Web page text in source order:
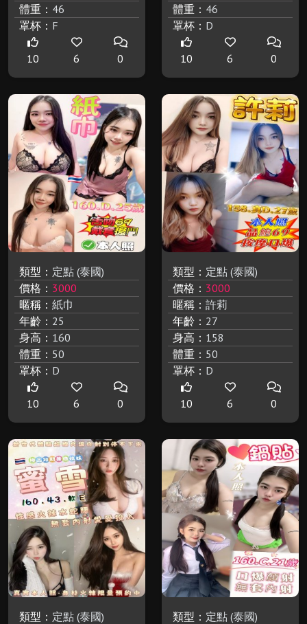
體重： 46
罩杯： F
10 6 0
體重： 46
罩杯： D
10 6 0
類型： 定點 (泰國)
價格： 3000
暱稱： 紙巾
年齡： 25
身高： 160
體重： 50
罩杯： D
10 6 0
類型： 定點 (泰國)
價格： 3000
暱稱： 許莉
年齡： 27
身高： 158
體重： 50
罩杯： D
10 6 0
類型： 定點 (泰國)
類型： 定點 (泰國)